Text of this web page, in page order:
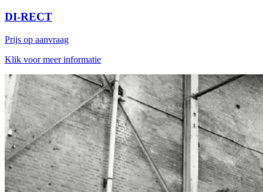
DI-RECT
Prijs op aanvraag
Klik voor meer informatie